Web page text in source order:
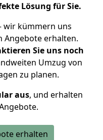
Lösung für Sie.
wir kümmern uns
Angebote erhalten.
Sie uns noch
Umzug von
zu planen.
aus, und erhalten
erhalten